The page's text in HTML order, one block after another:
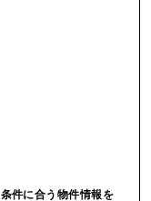
条件に合う物件情報を